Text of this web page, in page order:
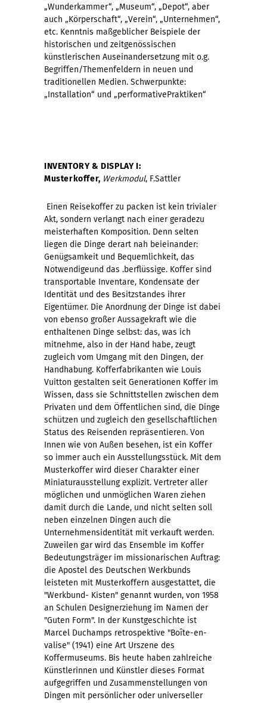
„Wunderkammer“, „Museum“, „Depot“, aber
auch „Körperschaft“, „Verein“, „Unternehmen“,
etc. Kenntnis maßgeblicher Beispiele der
historischen und zeitgenössischen
künstlerischen Auseinandersetzung mit o.g.
Begriffen/Themenfeldern in neuen und
traditionellen Medien. Schwerpunkte:
„Installation“ und „performativePraktiken“
INVENTORY & DISPLAY I:
Musterkoffer, Werkmodul, F.Sattler
Einen Reisekoffer zu packen ist kein trivialer
Akt, sondern verlangt nach einer geradezu
meisterhaften Komposition. Denn selten
liegen die Dinge derart nah beieinander:
Genügsamkeit und Bequemlichkeit, das
Notwendigeund das .berflüssige. Koffer sind
transportable Inventare, Kondensate der
Identität und des Besitzstandes ihrer
Eigentümer. Die Anordnung der Dinge ist dabei
von ebenso großer Aussagekraft wie die
enthaltenen Dinge selbst: das, was ich
mitnehme, also in der Hand habe, zeugt
zugleich vom Umgang mit den Dingen, der
Handhabung. Kofferfabrikanten wie Louis
Vuitton gestalten seit Generationen Koffer im
Wissen, dass sie Schnittstellen zwischen dem
Privaten und dem Öffentlichen sind, die Dinge
schützen und zugleich den gesellschaftlichen
Status des Reisenden repräsentieren. Von
Innen wie von Außen besehen, ist ein Koffer
so immer auch ein Ausstellungsstück. Mit dem
Musterkoffer wird dieser Charakter einer
Miniaturausstellung explizit. Vertreter aller
möglichen und unmöglichen Waren ziehen
damit durch die Lande, und nicht selten soll
neben einzelnen Dingen auch die
Unternehmensidentität mit verkauft werden.
Zuweilen gar wird das Ensemble im Koffer
Bedeutungsträger im missionarischen Auftrag:
die Apostel des Deutschen Werkbunds
leisteten mit Musterkoffern ausgestattet, die
"Werkbund- Kisten" genannt wurden, von 1958
an Schulen Designerziehung im Namen der
"Guten Form". In der Kunstgeschichte ist
Marcel Duchamps retrospektive "Boîte-en-
valise" (1941) eine Art Urszene des
Koffermuseums. Bis heute haben zahlreiche
Künstlerinnen und Künstler dieses Format
aufgegriffen und Zusammenstellungen von
Dingen mit persönlicher oder universeller